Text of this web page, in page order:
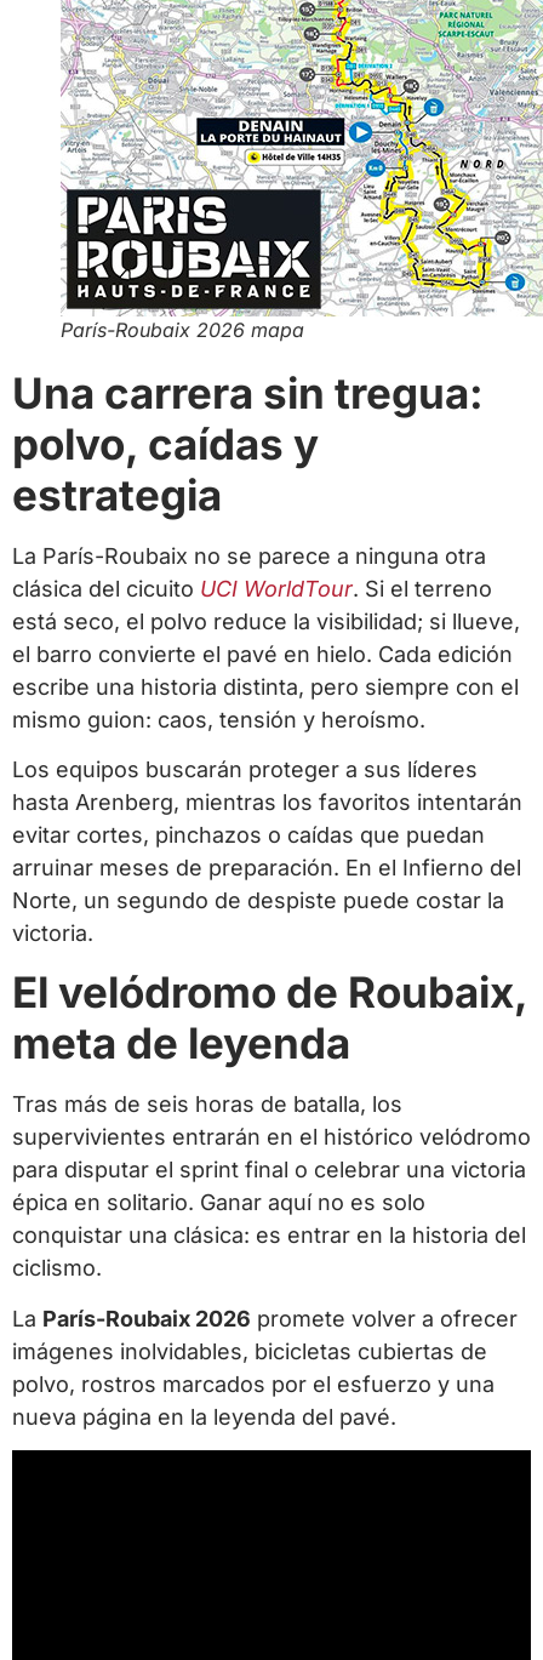
París-Roubaix 2026 mapa
Una carrera sin tregua:
polvo, caídas y
estrategia
La París-Roubaix no se parece a ninguna otra
clásica del cicuito UCI WorldTour. Si el terreno
está seco, el polvo reduce la visibilidad; si llueve,
el barro convierte el pavé en hielo. Cada edición
escribe una historia distinta, pero siempre con el
mismo guion: caos, tensión y heroísmo.
Los equipos buscarán proteger a sus líderes
hasta Arenberg, mientras los favoritos intentarán
evitar cortes, pinchazos o caídas que puedan
arruinar meses de preparación. En el Infierno del
Norte, un segundo de despiste puede costar la
victoria.
El velódromo de Roubaix,
meta de leyenda
Tras más de seis horas de batalla, los
supervivientes entrarán en el histórico velódromo
para disputar el sprint final o celebrar una victoria
épica en solitario. Ganar aquí no es solo
conquistar una clásica: es entrar en la historia del
ciclismo.
La París-Roubaix 2026 promete volver a ofrecer
imágenes inolvidables, bicicletas cubiertas de
polvo, rostros marcados por el esfuerzo y una
nueva página en la leyenda del pavé.